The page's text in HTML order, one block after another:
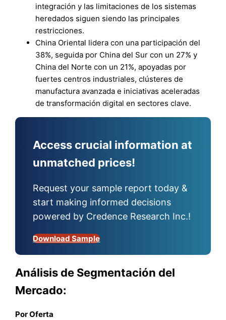
integración y las limitaciones de los sistemas
heredados siguen siendo las principales
restricciones.
China Oriental lidera con una participación del
38%, seguida por China del Sur con un 27% y
China del Norte con un 21%, apoyadas por
fuertes centros industriales, clústeres de
manufactura avanzada e iniciativas aceleradas
de transformación digital en sectores clave.
Access crucial information at
unmatched prices!
Request your sample report today &
start making informed decisions
powered by Credence Research Inc.!
Download Sample
Análisis de Segmentación del
Mercado:
Por Oferta